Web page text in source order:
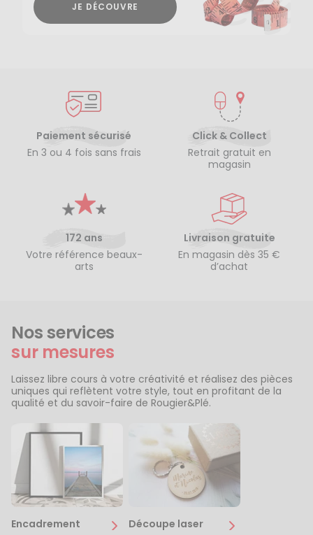
JE DÉCOUVRE
Paiement sécurisé
En 3 ou 4 fois sans frais
Click & Collect
Retrait gratuit en
magasin
172 ans
Votre référence beaux-
arts
Livraison gratuite
En magasin dès 35 €
d’achat
Nos services
sur mesures
Laissez libre cours à votre créativité et réalisez des pièces
uniques qui reflètent votre style, tout en profitant de la
qualité et du savoir-faire de Rougier&Plé.
Encadrement Découpe laser